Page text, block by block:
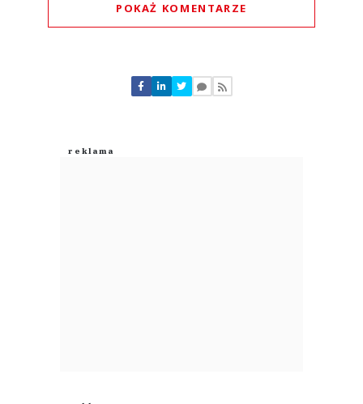
POKAŻ KOMENTARZE
Nie znaleziono komentarzy
Zostaw swoje komentarze